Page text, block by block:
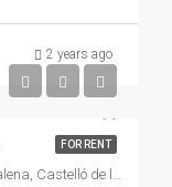
2 years ago
FOR RENT
Parfois, 27, Carrer d'Enmig, Grup la Magdalena, Castelló de la Plana, la Plana Alta, Castelló / Castellón, Comunitat Valenciana, 12001, España